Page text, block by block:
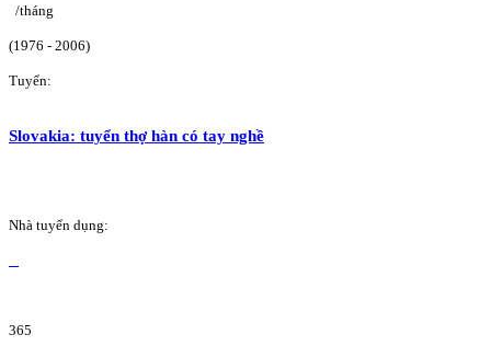
/tháng
(1976 - 2006)
Tuyển:
Slovakia: tuyển thợ hàn có tay nghề
Nhà tuyển dụng:
365